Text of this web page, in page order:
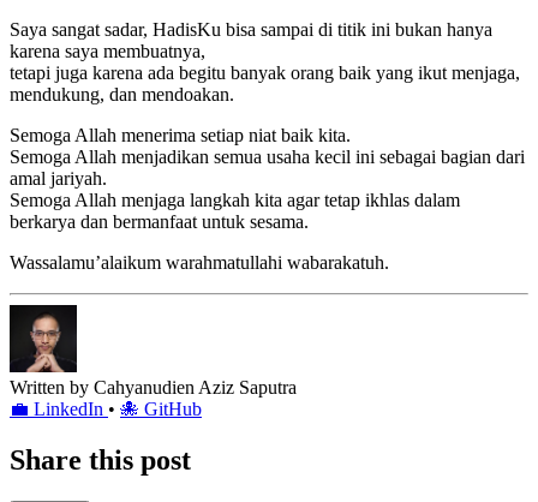
Saya sangat sadar, HadisKu bisa sampai di titik ini bukan hanya
karena saya membuatnya,
tetapi juga karena ada begitu banyak orang baik yang ikut menjaga,
mendukung, dan mendoakan.
Semoga Allah menerima setiap niat baik kita.
Semoga Allah menjadikan semua usaha kecil ini sebagai bagian dari
amal jariyah.
Semoga Allah menjaga langkah kita agar tetap ikhlas dalam
berkarya dan bermanfaat untuk sesama.
Wassalamu’alaikum warahmatullahi wabarakatuh.
Written by Cahyanudien Aziz Saputra
💼 LinkedIn • 🐙 GitHub
Share this post